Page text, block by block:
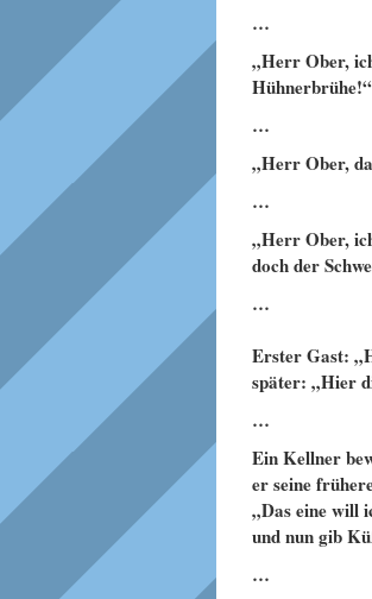
…
„Herr Ober,
…
„Herr Ober,
…
„Herr Ober,
doch der
…
Erster Gast:
später: „Hier
…
Ein Kellner
er seine
„Das eine will
und nun gib
…